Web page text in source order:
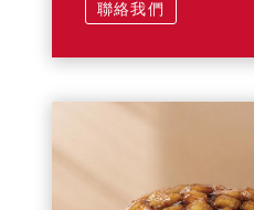
聯絡我們